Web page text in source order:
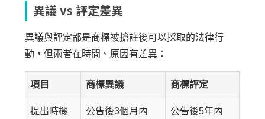
異議 vs 評定差異
異議與評定都是商標被搶註後可以採取的法律行
動，但兩者在時間、原因有差異：
項目 商標異議 商標評定
提出時機 公告後3個月內 公告後5年內